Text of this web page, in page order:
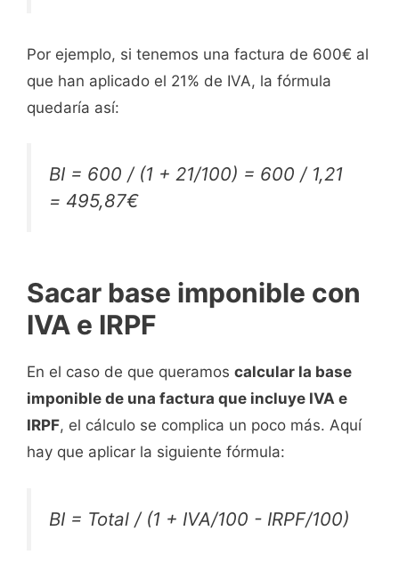
Por ejemplo, si tenemos una factura de 600€ al
que han aplicado el 21% de IVA, la fórmula
quedaría así:
BI = 600 / (1 + 21/100) = 600 / 1,21
= 495,87€
Sacar base imponible con
IVA e IRPF
En el caso de que queramos calcular la base
imponible de una factura que incluye IVA e
IRPF, el cálculo se complica un poco más. Aquí
hay que aplicar la siguiente fórmula:
BI = Total / (1 + IVA/100 - IRPF/100)